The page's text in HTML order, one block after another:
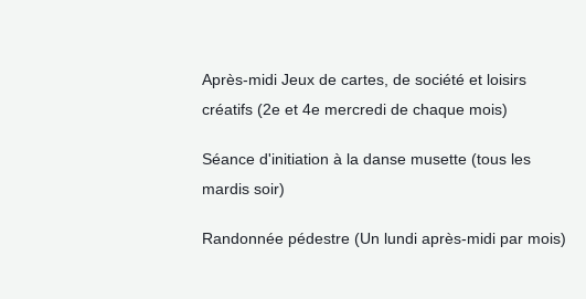
Après-midi Jeux de cartes, de société et loisirs
créatifs (2e et 4e mercredi de chaque mois)
Séance d'initiation à la danse musette (tous les
mardis soir)
Randonnée pédestre (Un lundi après-midi par mois)